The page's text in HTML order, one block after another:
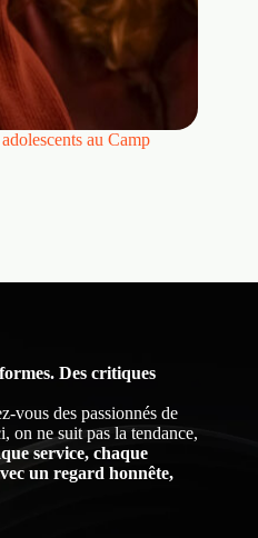
au Camp
Des critiques
vous des passionnés de
on ne suit pas la tendance,
service, chaque
un regard honnête,